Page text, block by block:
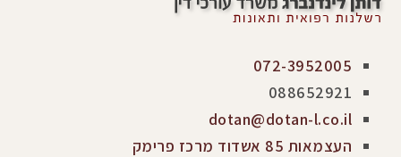
072-3952005
088652921
dotan@dotan-l.co.il
העצמאות 85 אשדוד מרכז פרימק